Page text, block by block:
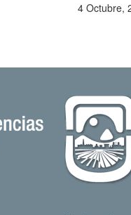
4 Octubre,